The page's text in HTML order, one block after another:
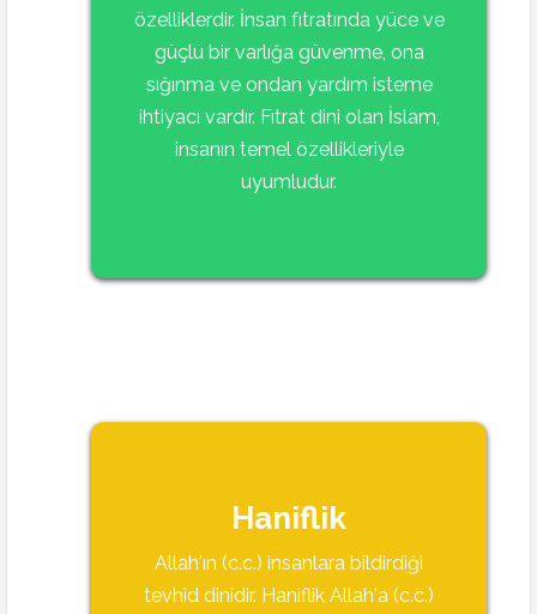
özelliklerdir. İnsan fıtratında yüce ve
güçlü bir varlığa güvenme, ona
sığınma ve ondan yardım isteme
ihtiyacı vardır. Fıtrat dini olan İslam,
insanın temel özellikleriyle
uyumludur.
Haniflik
Allah'ın (c.c.) insanlara bildirdiği
tevhid dinidir. Haniflik Allah'a (c.c.)